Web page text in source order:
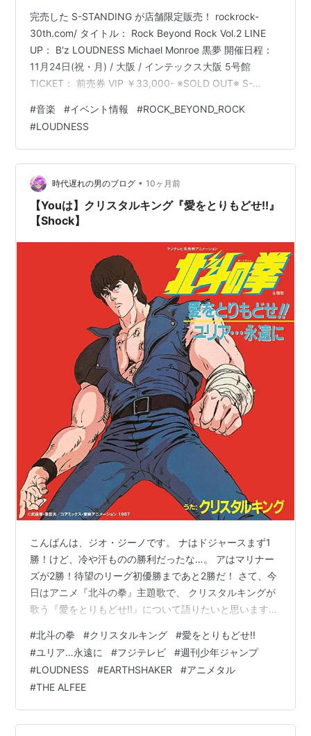
完売した S-STANDING が店舗限定販売！ rockrock-
30th.com/ タイトル： Rock Beyond Rock Vol.2 LINE
UP： B'z LOUDNESS Michael Monroe 黒夢 開催日程：
11月24日(祝・月) / 大阪 / インテックス大阪 5号館
TICKET： 前売券 VIP ￥33,000- ※SOLD OUT※ S-
￥16,500- ※69枚限定 店頭販売※ 販売店舗：ROCK
ROCK 取扱時間：火曜〜土曜 19：00〜23：00 A-
STANDING …
#音楽 #イベント情報 #ROCK_BEYOND_ROCK
#LOUDNESS
時代遅れの男のブログ • 10ヶ月前
【Youは】クリスタルキング『愛をとりもどせ!!』
【Shock】
こんばんは、ジオ・ジーノです。 ナはドジャースまず1
勝！けど、冷や汗ものの勝利だったな…。 アはマリナー
ズが2勝！待望のリーグ初優勝まであと2勝だ！ さて、今
日はアニメ『北斗の拳』主題歌で、 クリスタルキングが
歌う『愛をとりもどせ!!』について語りたいと思います。
いてちょい語りたいなと思いまして^^ フジテレビ系アニ
メ『北斗の拳』主題歌『愛をとりもどせ!!』（歌：クリス
タルキング）※B面はエンディングテーマの『ユリア…永
遠に』です。 www.youtube.com アニメのオープニング
です。冒頭の千葉繁さんのナレーションがまたいいんだ
よね…
#北斗の拳 #クリスタルキング #愛をとりもどせ!!
#ユリア…永遠に #フジテレビ #週刊少年ジャンプ
#LOUDNESS #EARTHSHAKER #アニメタル
#THE ALFEE